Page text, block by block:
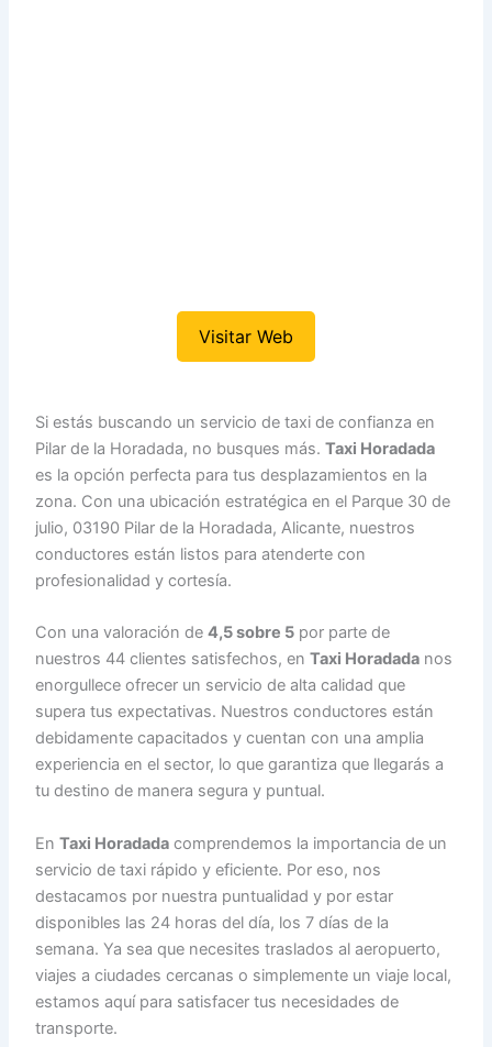
Visitar Web
Si estás buscando un servicio de taxi de confianza en
Pilar de la Horadada, no busques más.Taxi Horadada
es la opción perfecta para tus desplazamientos en la
zona. Con una ubicación estratégica en el Parque 30 de
julio, 03190 Pilar de la Horadada, Alicante, nuestros
conductores están listos para atenderte con
profesionalidad y cortesía.
Con una valoración de4,5 sobre 5 por parte de
nuestros 44 clientes satisfechos, enTaxi Horadada nos
enorgullece ofrecer un servicio de alta calidad que
supera tus expectativas. Nuestros conductores están
debidamente capacitados y cuentan con una amplia
experiencia en el sector, lo que garantiza que llegarás a
tu destino de manera segura y puntual.
EnTaxi Horadada comprendemos la importancia de un
servicio de taxi rápido y eficiente. Por eso, nos
destacamos por nuestra puntualidad y por estar
disponibles las 24 horas del día, los 7 días de la
semana. Ya sea que necesites traslados al aeropuerto,
viajes a ciudades cercanas o simplemente un viaje local,
estamos aquí para satisfacer tus necesidades de
transporte.